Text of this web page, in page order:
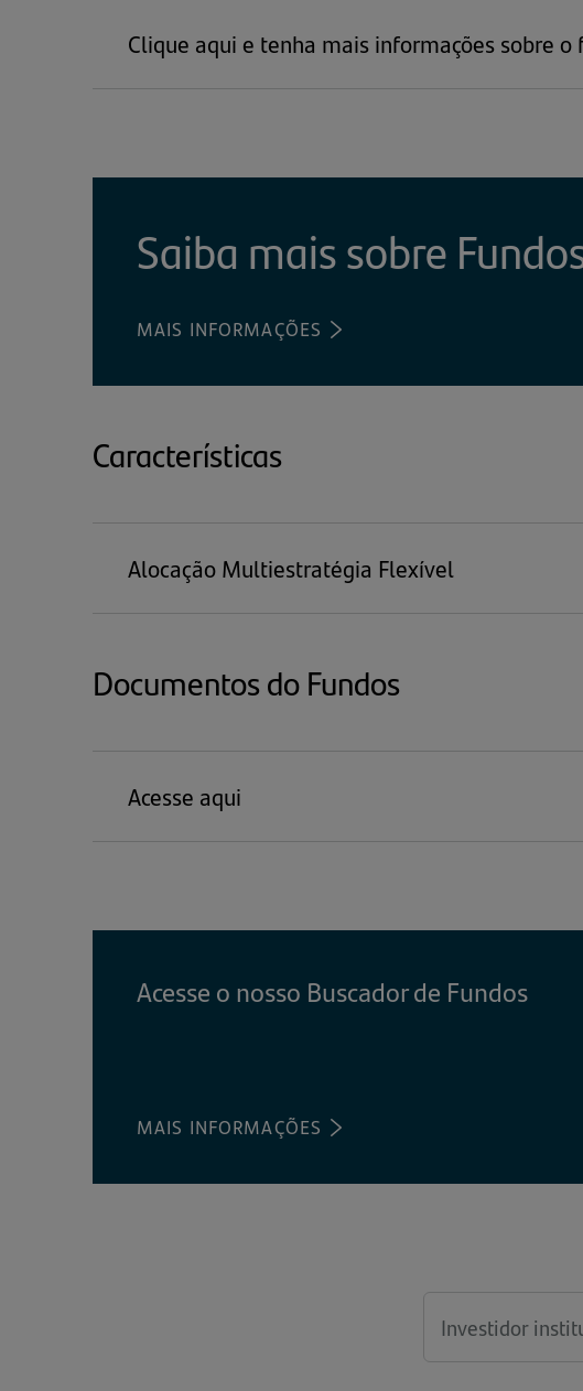
Clique aqui e tenha mais informações sobre o
Saiba mais sobre
MAIS INFORMAÇÕES (ABRE
UMA
Características
Alocação Multiestratégia Flexível
Documentos do Fundos
Acesse aqui
Acesse o nosso Buscador de Fundos
MAIS INFORMAÇÕES (ABRE
UMA